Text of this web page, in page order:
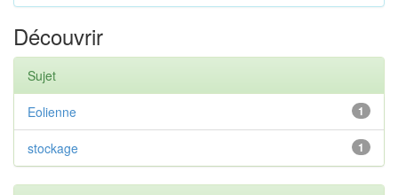
Découvrir
Sujet
1
Eolienne
1
stockage